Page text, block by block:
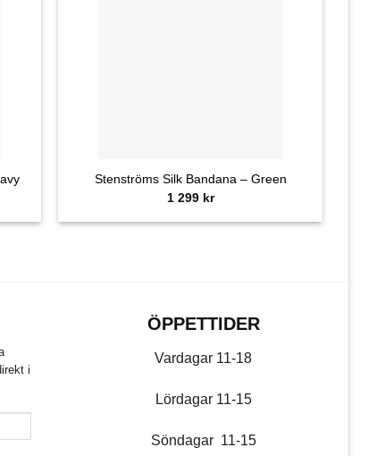
Stenströms Silk Bandana – Green
1 299 kr
i
ÖPPETTIDER
Vardagar 11-18
Lördagar 11-15
Söndagar 11-15